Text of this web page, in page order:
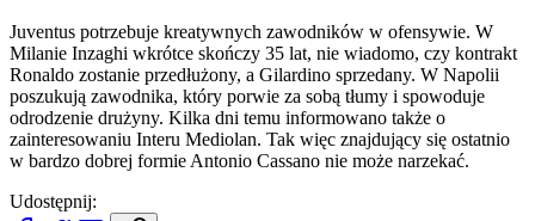
Juventus potrzebuje kreatywnych zawodników w ofensywie. W
Milanie Inzaghi wkrótce skończy 35 lat, nie wiadomo, czy kontrakt
Ronaldo zostanie przedłużony, a Gilardino sprzedany. W Napolii
poszukują zawodnika, który porwie za sobą tłumy i spowoduje
odrodzenie drużyny. Kilka dni temu informowano także o
zainteresowaniu Interu Mediolan. Tak więc znajdujący się ostatnio
w bardzo dobrej formie Antonio Cassano nie może narzekać.
Udostępnij: